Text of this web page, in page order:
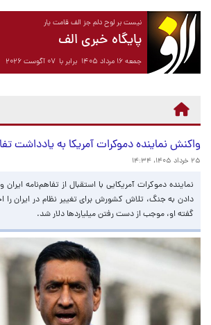
نیست بر لوح دلم جز الف قامت یار
پایگاه خبری الف
جمعه ۱۶ مرداد ۱۴۰۵ برابر با ۰۷ آگوست ۲۰۲۶
واکنش نماینده دموکرات آمریکا به یادداشت
۲۵ خرداد ۱۴۰۵، ۱۴:۳۴
نماینده دموکرات آمریکایی با استقبال از تفاهم‌نامه ایران
دادن به جنگ، تلاش کشورش برای تغییر نظام در ایران را
گفته او، موجب از دست رفتن میلیاردها دلار شد.